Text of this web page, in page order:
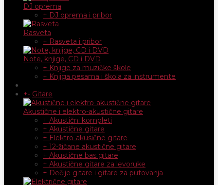
DJ oprema
+ DJ oprema i pribor
Rasveta
+ Rasveta i pribor
Note, knjige, CD i DVD
+ Knjige za muzičke škole
+ Knjiga pesama i škola za instrumente
+- Gitare
Akustične i elektro-akustične gitare
+ Akustični kompleti
+ Akustične gitare
+ Elektro-akusične gitare
+ 12-žičane akustične gitare
+ Akustične bas gitare
+ Akustične gitare za levoruke
+ Dečije gitare i gitare za putovanja